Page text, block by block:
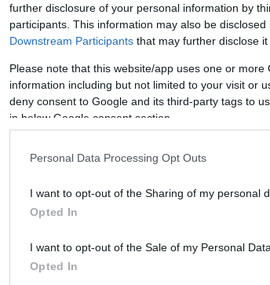
further disclosure of your personal information by
participants. This information may also be
Downstream Participants that may further disclose
Please note that this website/app uses one or
information including but not limited to your visit or
deny consent to Google and its third-party tags to
in below Google consent section.
Personal Data Processing Opt Outs
I want to opt-out of the Sharing of my personal
Opted In
I want to opt-out of the Sale of my Personal Data.
Opted In